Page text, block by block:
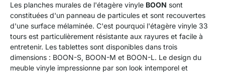
Les planches murales de l'étagère vinyle BOON sont
constituées d'un panneau de particules et sont recouvertes
d'une surface mélaminée. C'est pourquoi l'étagère vinyle 33
tours est particulièrement résistante aux rayures et facile à
entretenir. Les tablettes sont disponibles dans trois
dimensions : BOON-S, BOON-M et BOON-L. Le design du
meuble vinyle impressionne par son look intemporel et